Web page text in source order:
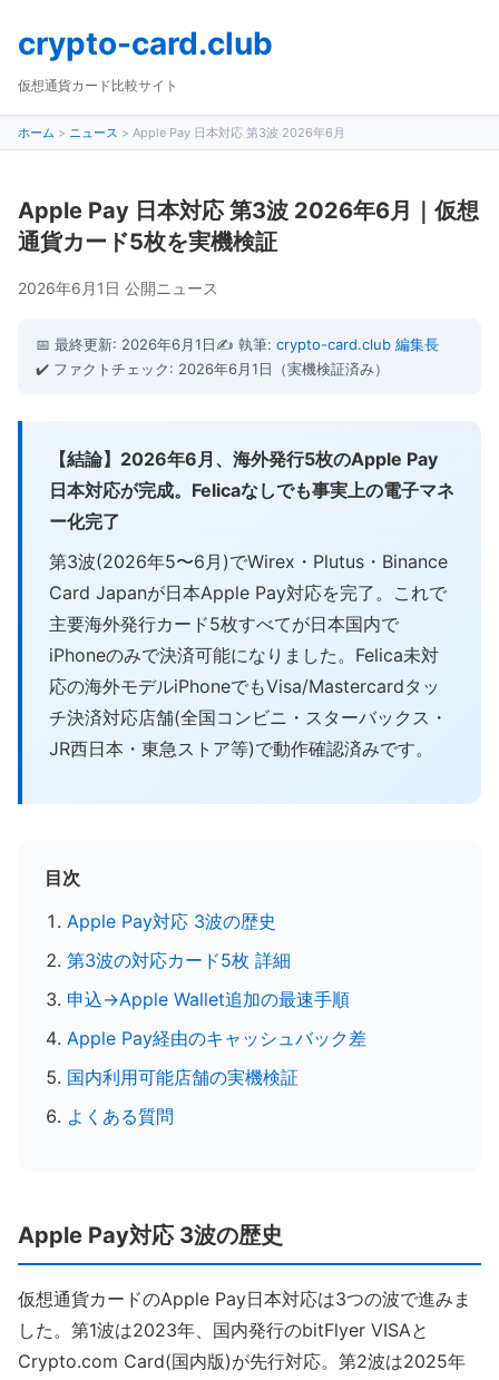
crypto-card.club
仮想通貨カード比較サイト
ホーム > ニュース > Apple Pay 日本対応 第3波 2026年6月
Apple Pay 日本対応 第3波 2026年6月｜仮想
通貨カード5枚を実機検証
2026年6月1日 公開ニュース
📅 最終更新: 2026年6月1日✍️ 執筆: crypto-card.club 編集長
✔️ ファクトチェック: 2026年6月1日（実機検証済み）
【結論】2026年6月、海外発行5枚のApple Pay
日本対応が完成。Felicaなしでも事実上の電子マネ
ー化完了
第3波(2026年5〜6月)でWirex・Plutus・Binance
Card Japanが日本Apple Pay対応を完了。これで
主要海外発行カード5枚すべてが日本国内で
iPhoneのみで決済可能になりました。Felica未対
応の海外モデルiPhoneでもVisa/Mastercardタッ
チ決済対応店舗(全国コンビニ・スターバックス・
JR西日本・東急ストア等)で動作確認済みです。
目次
Apple Pay対応 3波の歴史
第3波の対応カード5枚 詳細
申込→Apple Wallet追加の最速手順
Apple Pay経由のキャッシュバック差
国内利用可能店舗の実機検証
よくある質問
Apple Pay対応 3波の歴史
仮想通貨カードのApple Pay日本対応は3つの波で進みま
した。第1波は2023年、国内発行のbitFlyer VISAと
Crypto.com Card(国内版)が先行対応。第2波は2025年